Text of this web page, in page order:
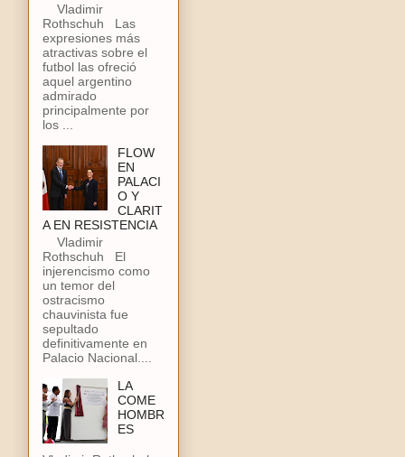
Vladimir
Rothschuh Las
expresiones más
atractivas sobre el
futbol las ofreció
aquel argentino
admirado
principalmente por
los ...
FLOW
EN
PALACI
O Y
CLARIT
A EN RESISTENCIA
Vladimir
Rothschuh El
injerencismo como
un temor del
ostracismo
chauvinista fue
sepultado
definitivamente en
Palacio Nacional....
LA
COME
HOMBR
ES